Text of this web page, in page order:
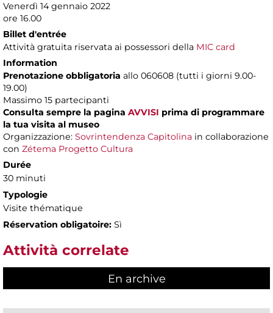
Venerdì 14 gennaio 2022
ore 16.00
Billet d'entrée
Attività gratuita riservata ai possessori della MIC card
Information
Prenotazione obbligatoria allo 060608 (tutti i giorni 9.00-
19.00)
Massimo 15 partecipanti
Consulta sempre la pagina AVVISI prima di programmare
la tua visita al museo
Organizzazione: Sovrintendenza Capitolina in collaborazione
con Zétema Progetto Cultura
Durée
30 minuti
Typologie
Visite thématique
Réservation obligatoire: Sì
Attività correlate
En archive